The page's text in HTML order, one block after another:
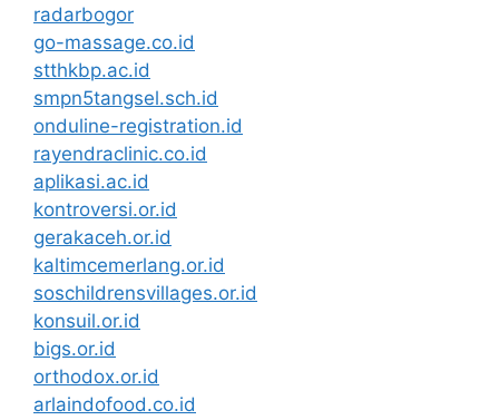
radarbogor
go-massage.co.id
stthkbp.ac.id
smpn5tangsel.sch.id
onduline-registration.id
rayendraclinic.co.id
aplikasi.ac.id
kontroversi.or.id
gerakaceh.or.id
kaltimcemerlang.or.id
soschildrensvillages.or.id
konsuil.or.id
bigs.or.id
orthodox.or.id
arlaindofood.co.id